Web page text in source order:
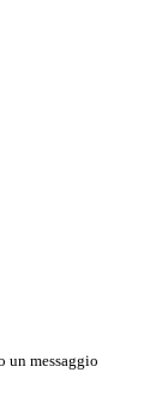
un messaggio